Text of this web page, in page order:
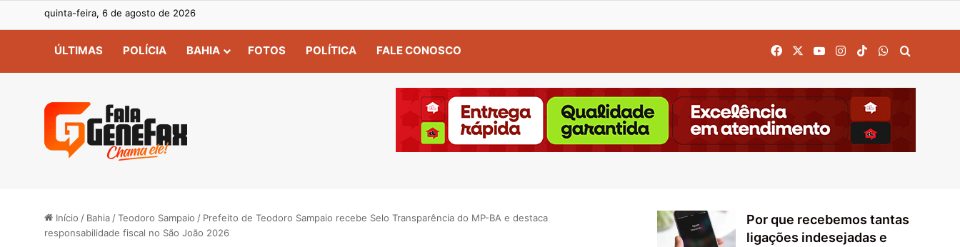
quinta-feira, 6 de agosto de 2026
ÚLTIMAS POLÍCIA BAHIA FOTOS POLÍTICA FALE CONOSCO FacebookYouTubeInstagram
TikTokWhatsApp
Início / Bahia /Teodoro Sampaio / Prefeito de Teodoro Sampaio recebe Selo Transparência do MP-BA e destaca
responsabilidade fiscal no São João 2026
Por que recebemos tantas
ligações indesejadas e